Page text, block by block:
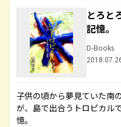
とろと
記憶
D-Books
子供の頃から夢見ていた南
が、島で出合うトロピカル
憶。